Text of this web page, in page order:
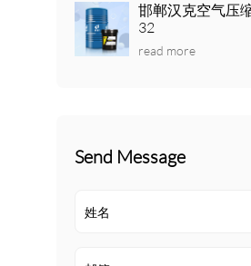
邯郸汉克空气压
32
read more
Send Message